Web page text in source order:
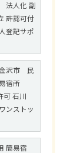
法人化 副
許認可付
登記サポ
沢市 民
宿所
石川
ンストッ
簡易宿